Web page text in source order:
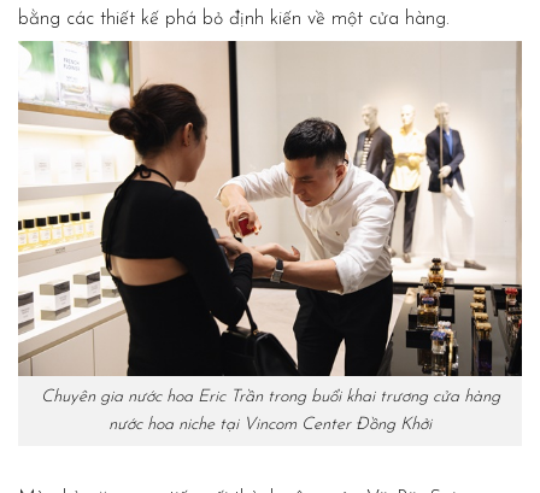
bằng các thiết kế phá bỏ định kiến về một cửa hàng.
Chuyên gia nước hoa Eric Trần trong buổi khai trương cửa hàng
nước hoa niche tại Vincom Center Đồng Khởi